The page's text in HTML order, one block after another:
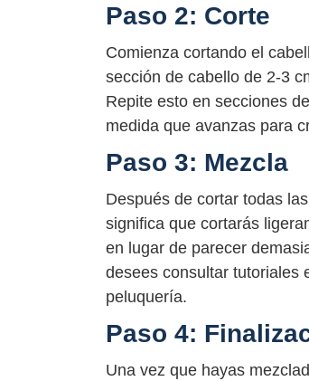
Paso 2: Corte
Comienza cortando el
sección de cabello de 2-3
Repite esto en secciones
medida que avanzas para
Paso 3: Mezcla
Después de cortar todas
significa que cortarás
en lugar de parecer
desees consultar tutoriales
peluquería.
Paso 4:
Una vez que hayas